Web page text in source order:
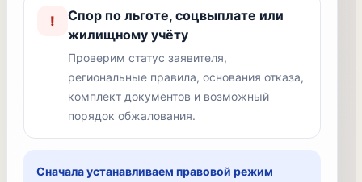
!
Спор по льготе, соцвыплате или
жилищному учёту
Проверим статус заявителя,
региональные правила, основания отказа,
комплект документов и возможный
порядок обжалования.
Сначала устанавливаем правовой режим